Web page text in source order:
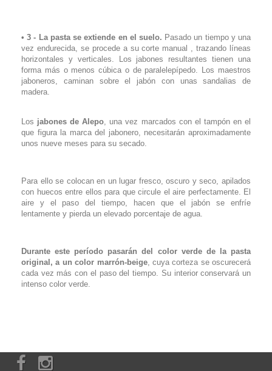
• 3 - La pasta se extiende en el suelo. Pasado un tiempo y una
vez endurecida, se procede a su corte manual , trazando líneas
horizontales y verticales. Los jabones resultantes tienen una
forma más o menos cúbica o de paralelepípedo. Los maestros
jaboneros, caminan sobre el jabón con unas sandalias de
madera.
Los jabones de Alepo, una vez marcados con el tampón en el
que figura la marca del jabonero, necesitarán aproximadamente
unos nueve meses para su secado.
Para ello se colocan en un lugar fresco, oscuro y seco, apilados
con huecos entre ellos para que circule el aire perfectamente. El
aire y el paso del tiempo, hacen que el jabón se enfríe
lentamente y pierda un elevado porcentaje de agua.
Durante este período pasarán del color verde de la pasta
original, a un color marrón-beige, cuya corteza se oscurecerá
cada vez más con el paso del tiempo. Su interior conservará un
intenso color verde.